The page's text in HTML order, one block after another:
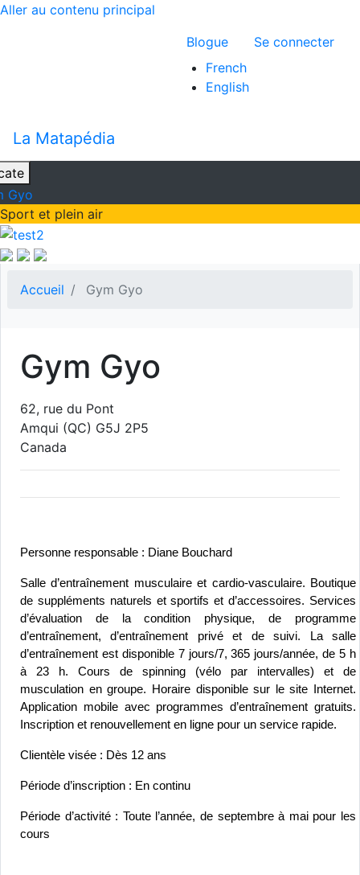
Aller au contenu principal
Menu du
Blogue
Se connecter
French
English
La Matapédia
Gyo
Sport et plein air
Accueil Gym Gyo
Gym Gyo
62, rue du Pont
Amqui (QC) G5J 2P5
Canada
Personne responsable : Diane Bouchard
Salle d’entraînement musculaire et cardio-vasculaire. Boutique
de suppléments naturels et sportifs et d’accessoires. Services
d’évaluation de la condition physique, de programme
d’entraînement, d’entraînement privé et de suivi. La salle
d’entraînement est disponible 7 jours/7, 365 jours/année, de 5 h
à 23 h. Cours de spinning (vélo par intervalles) et de
musculation en groupe. Horaire disponible sur le site Internet.
Application mobile avec programmes d’entraînement gratuits.
Inscription et renouvellement en ligne pour un service rapide.
Clientèle visée : Dès 12 ans
Période d’inscription : En continu
Période d’activité : Toute l’année, de septembre à mai pour les
cours